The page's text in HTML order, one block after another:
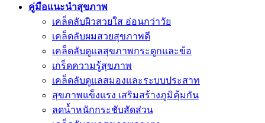
คู่มือแนะนำสุขภาพ
เคล็ดลับผิวสวยใส อ่อนกว่าวัย
เคล็ดลับผมสวยสุขภาพดี
เคล็ดลับดูแลสุขภาพกระดูกและข้อ
เกร็ดความรู้สุขภาพ
เคล็ดลับดูแลสมองและระบบประสาท
สุขภาพแข็งแรง เสริมสร้างภูมิคุ้มกัน
ลดน้ำหนักกระชับสัดส่วน